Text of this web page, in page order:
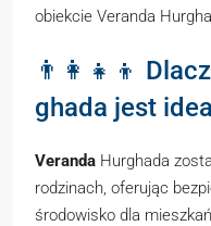
obiekcie Veranda
👨‍👩‍👧‍👦
ghada jest
Veranda Hurghada
rodzinach, oferując
środowisko dla